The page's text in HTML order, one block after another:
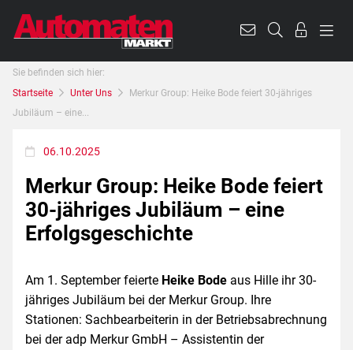
Sie befinden sich hier:
Startseite
Unter Uns
Merkur Group: Heike Bode feiert 30-jähriges
Jubiläum – eine...
06.10.2025
Merkur Group: Heike Bode feiert
30-jähriges Jubiläum – eine
Erfolgsgeschichte
Am 1. September feierte Heike Bode aus Hille ihr 30-
jähriges Jubiläum bei der Merkur Group. Ihre
Stationen: Sachbearbeiterin in der Betriebsabrechnung
bei der adp Merkur GmbH – Assistentin der